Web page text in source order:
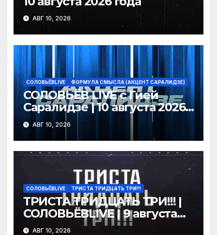
АВГ 10, 2026
СОЛОВЬЁВLIVE ФОРМУЛА СМЫСЛА (АКЦЕНТ САРАЛИДЗЕ)
СОЛОВЬЁВ LIVE с Гией
Саралидзе | 10 августа 2026
года
АВГ 10, 2026
СОЛОВЬЁВLIVE ТРИСТА ТРИДЦАТЬ ТРИ!!!
ТРИСТА ТРИДЦАТЬ ТРИ!!! |
СОЛОВЬЁВLIVE | 9 августа
2026 года
АВГ 10, 2026